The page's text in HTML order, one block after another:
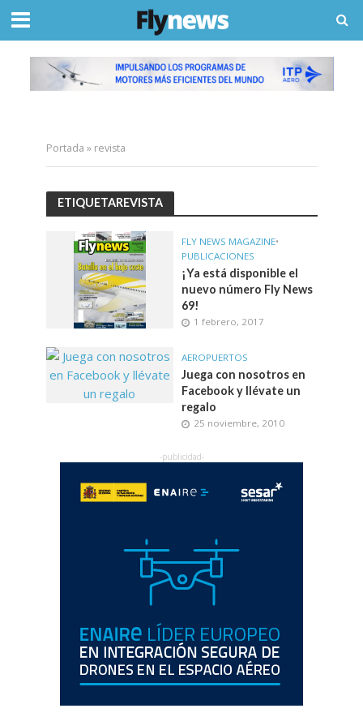
Portada » revista
ETIQUETAREVISTA
FLY NEWS MAGAZINE•
PUBLICACIONES
¡Ya está disponible el
nuevo número Fly News
69!
1 febrero, 2017
AEROPUERTOS
Juega con nosotros en
Facebook y llévate un
regalo
25 noviembre, 2010